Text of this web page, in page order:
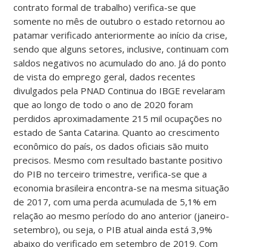
contrato formal de trabalho) verifica-se que
somente no mês de outubro o estado retornou ao
patamar verificado anteriormente ao início da crise,
sendo que alguns setores, inclusive, continuam com
saldos negativos no acumulado do ano. Já do ponto
de vista do emprego geral, dados recentes
divulgados pela PNAD Continua do IBGE revelaram
que ao longo de todo o ano de 2020 foram
perdidos aproximadamente 215 mil ocupações no
estado de Santa Catarina. Quanto ao crescimento
econômico do país, os dados oficiais são muito
precisos. Mesmo com resultado bastante positivo
do PIB no terceiro trimestre, verifica-se que a
economia brasileira encontra-se na mesma situação
de 2017, com uma perda acumulada de 5,1% em
relação ao mesmo período do ano anterior (janeiro-
setembro), ou seja, o PIB atual ainda está 3,9%
abaixo do verificado em setembro de 2019. Com